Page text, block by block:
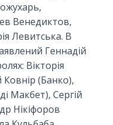
Венедиктов,
Левитська. В
Геннадій
Вікторія
Ковнір (Банко),
Макбет), Сергій
Нікіфоров